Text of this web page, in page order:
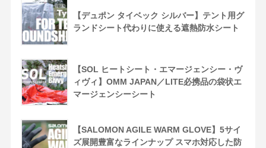
【デュポン タイベック シルバー】テント用グ
ランドシート代わりに使える遮熱防水シート
【SOL ヒートシート・エマージェンシー・ヴ
ィヴィ】OMM JAPAN／LITE必携品の袋状エ
マージェンシーシート
【SALOMON AGILE WARM GLOVE】5サイ
ズ展開豊富なラインナップ スマホ対応した防